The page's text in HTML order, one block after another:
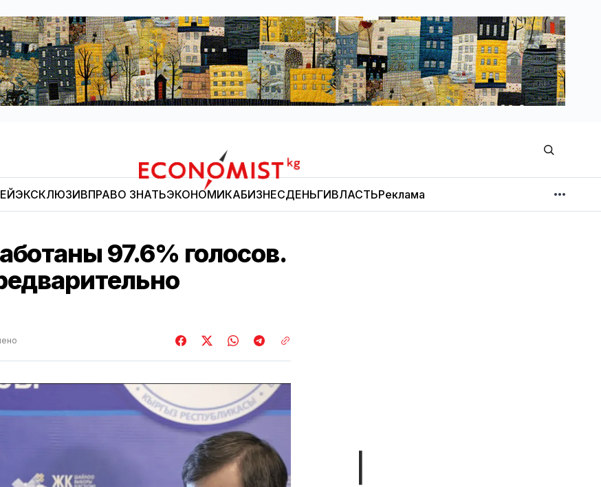
Economist.kg
ЭКСКЛЮЗИВПРАВО ЗНАТЬЭКОНОМИКАБИЗНЕСДЕНЬГИВЛАСТЬРеклама
МНЕНИЕ
97.6% голосов.